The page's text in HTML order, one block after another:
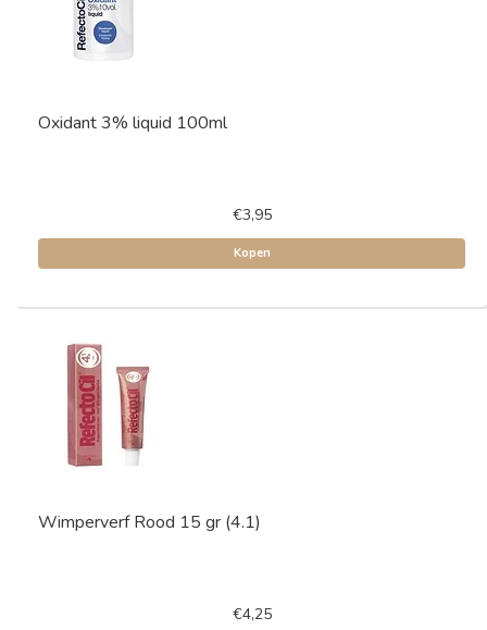
Oxidant 3% liquid 100ml
€3,95
Kopen
Wimperverf Rood 15 gr (4.1)
€4,25